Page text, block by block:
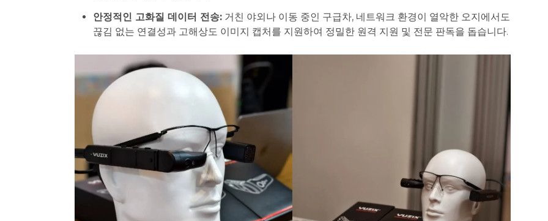
안정적인 고화질 데이터 전송: 거친 야외나 이동 중인 구급차, 네트워크 환경이 열악한 오지에서도
끊김 없는 연결성과 고해상도 이미지 캡처를 지원하여 정밀한 원격 지원 및 전문 판독을 돕습니다.